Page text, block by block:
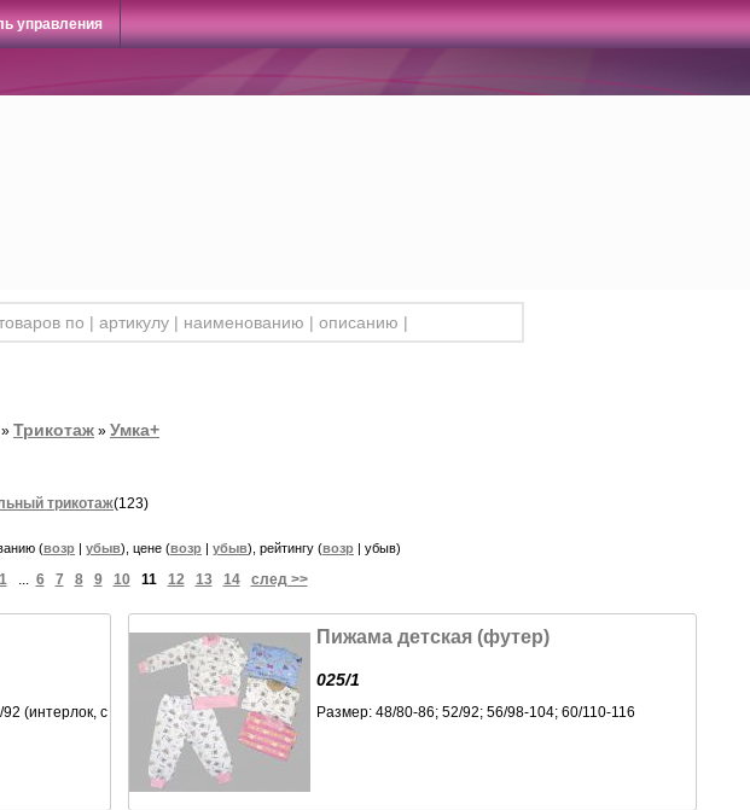
управления
» Трикотаж » Умка+
трикотаж(123)
(возр | убыв), цене (возр | убыв), рейтингу (возр | убыв)
1... 6 7 8 9 10 11 12 13 14 след >>
(интерлок, с
Пижама детская (футер)
025/1
Размер: 48/80-86; 52/92; 56/98-104; 60/110-116